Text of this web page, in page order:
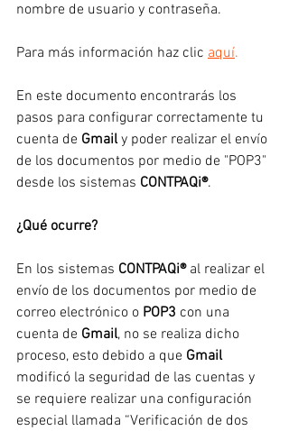
nombre de usuario y contraseña.
Para más información haz clic aquí.
En este documento encontrarás los
pasos para configurar correctamente tu
cuenta de Gmail y poder realizar el envío
de los documentos por medio de "POP3"
desde los sistemas CONTPAQi®.
¿Qué ocurre?
En los sistemas CONTPAQi® al realizar el
envío de los documentos por medio de
correo electrónico o POP3 con una
cuenta de Gmail, no se realiza dicho
proceso, esto debido a que Gmail
modificó la seguridad de las cuentas y
se requiere realizar una configuración
especial llamada “Verificación de dos